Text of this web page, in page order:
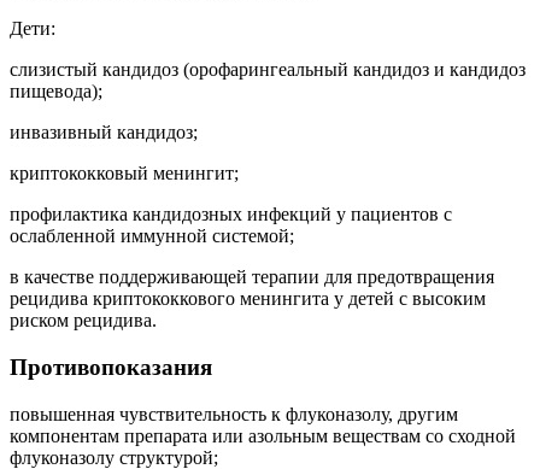
Дети:
слизистый кандидоз (орофарингеальный кандидоз и кандидоз
пищевода);
инвазивный кандидоз;
криптококковый менингит;
профилактика кандидозных инфекций у пациентов с
ослабленной иммунной системой;
в качестве поддерживающей терапии для предотвращения
рецидива криптококкового менингита у детей с высоким
риском рецидива.
Противопоказания
повышенная чувствительность к флуконазолу, другим
компонентам препарата или азольным веществам со сходной
флуконазолу структурой;